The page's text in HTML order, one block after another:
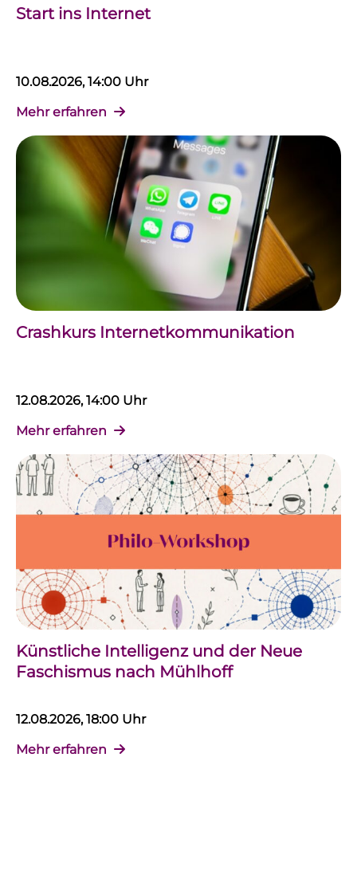
Start ins Internet
10.08.2026, 14:00 Uhr
Mehr erfahren
Crashkurs Internetkommunikation
12.08.2026, 14:00 Uhr
Mehr erfahren
Künstliche Intelligenz und der Neue
Faschismus nach Mühlhoff
12.08.2026, 18:00 Uhr
Mehr erfahren